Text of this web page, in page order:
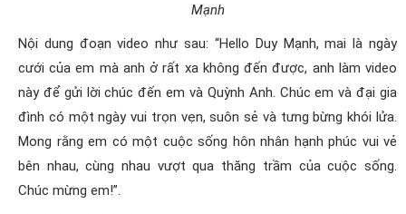
Mạnh
Nội dung đoạn video như sau: “Hello Duy Mạnh, mai là ngày
cưới của em mà anh ở rất xa không đến được, anh làm video
này để gửi lời chúc đến em và Quỳnh Anh. Chúc em và đại gia
đình có một ngày vui trọn vẹn, suôn sẻ và tưng bừng khói lửa.
Mong rằng em có một cuộc sống hôn nhân hạnh phúc vui vẻ
bên nhau, cùng nhau vượt qua thăng trầm của cuộc sống.
Chúc mừng em!”.